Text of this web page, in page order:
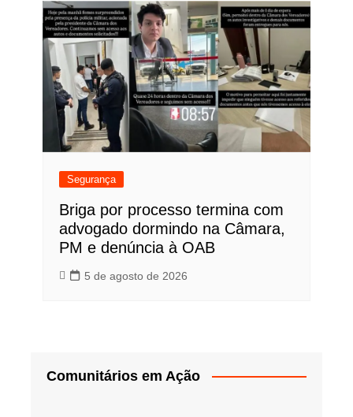
Segurança
Briga por processo termina com
advogado dormindo na Câmara,
PM e denúncia à OAB
5 de agosto de 2026
Comunitários em Ação